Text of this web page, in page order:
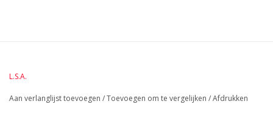
L.S.A.
Aan verlanglijst toevoegen /Toevoegen om te vergelijken /Afdrukken